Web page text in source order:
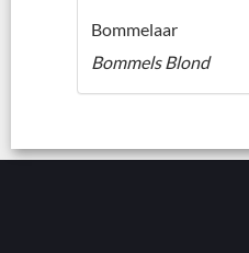
Bommelaar
Bommels Blond
© 2002 - 2026 ::